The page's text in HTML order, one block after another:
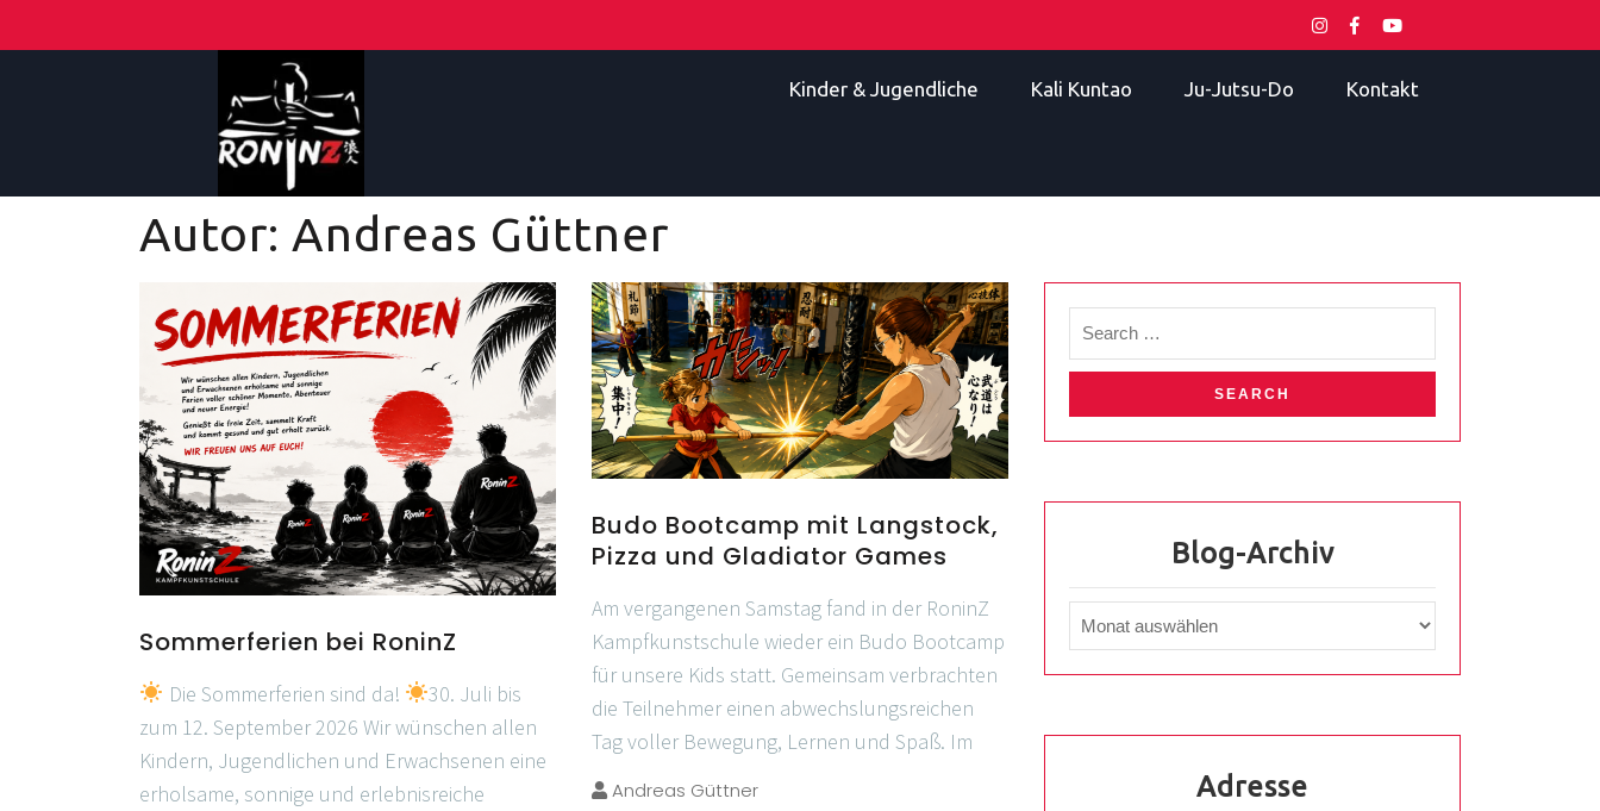
Kinder & Jugendliche Kali Kuntao Ju-Jutsu-Do Kontakt
Autor: Andreas Güttner
Sommerferien bei RoninZ
Die Sommerferien sind da!
30. Juli bis
zum 12. September 2026 Wir wünschen allen
Kindern, Jugendlichen und Erwachsenen eine
erholsame, sonnige und erlebnisreiche
Budo Bootcamp mit Langstock,
Pizza und Gladiator Games
Am vergangenen Samstag fand in der RoninZ
Kampfkunstschule wieder ein Budo Bootcamp
für unsere Kids statt. Gemeinsam verbrachten
die Teilnehmer einen abwechslungsreichen
Tag voller Bewegung, Lernen und Spaß. Im
Andreas Güttner
Blog-Archiv
Adresse